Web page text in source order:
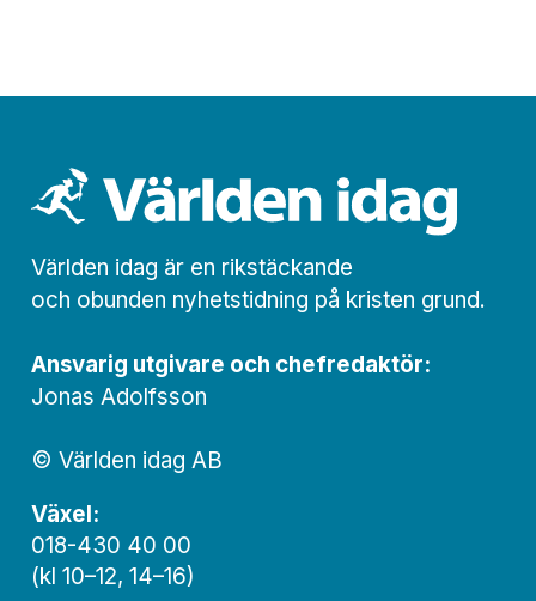
Världen idag är en rikstäckande
och obunden nyhets­­­tidning på kristen grund.
Ansvarig utgivare och chef­redaktör:
Jonas Adolfsson
© Världen idag AB
Växel:
018-430 40 00
(kl 10–12, 14–16)